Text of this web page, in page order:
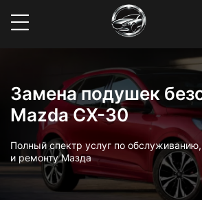
Замена подушек
Mazda CX-30
Полный спектр услуг по обслуживанию,
и ремонту Мазда